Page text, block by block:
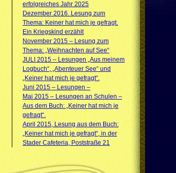
erfolgreiches Jahr 2025
Dezember 2016. Lesung zum
Thema: Keiner hat mich je gefragt.
Ein Kriegskind erzählt
November 2015 – Lesung zum
Thema: „Weihnachten auf See“
JULI 2015 – Lesungen „Aus meinem
Logbuch“, „Abenteuer See“ und
„Keiner hat mich je gefragt“.
Juni 2015 – Lesungen –
Mai 2015 – Lesungen an Schulen –
Aus dem Buch: „Keiner hat mich je
gefragt“.
April 2015, Lesung aus dem Buch:
„Keiner hat mich je gefragt“, in der
Stader Cafeteria, Poststraße 21